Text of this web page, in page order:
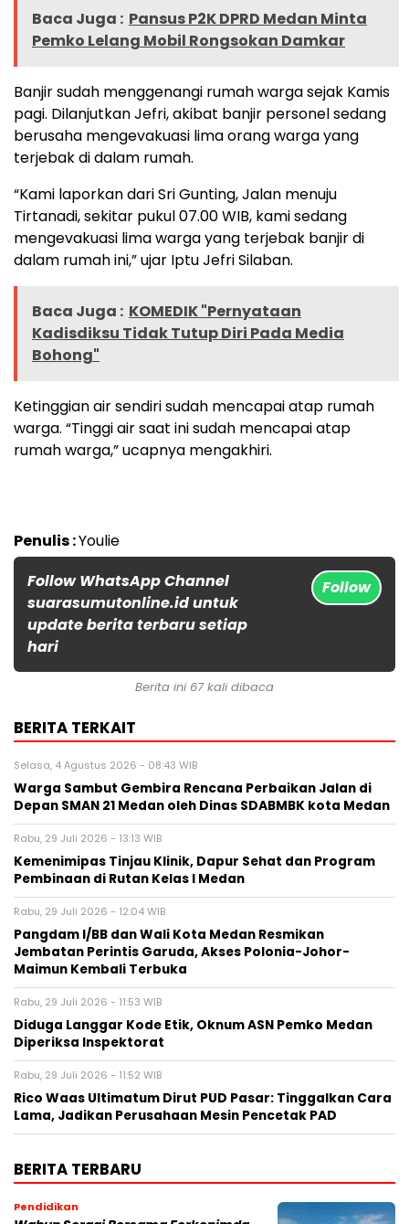
Baca Juga : Pansus P2K DPRD Medan Minta
Pemko Lelang Mobil Rongsokan Damkar
Banjir sudah menggenangi rumah warga sejak Kamis
pagi. Dilanjutkan Jefri, akibat banjir personel sedang
berusaha mengevakuasi lima orang warga yang
terjebak di dalam rumah.
“Kami laporkan dari Sri Gunting, Jalan menuju
Tirtanadi, sekitar pukul 07.00 WIB, kami sedang
mengevakuasi lima warga yang terjebak banjir di
dalam rumah ini,” ujar Iptu Jefri Silaban.
Baca Juga : KOMEDIK "Pernyataan
Kadisdiksu Tidak Tutup Diri Pada Media
Bohong"
Ketinggian air sendiri sudah mencapai atap rumah
warga. “Tinggi air saat ini sudah mencapai atap
rumah warga,” ucapnya mengakhiri.
Penulis :Youlie
Follow WhatsApp Channel
suarasumutonline.id untuk
update berita terbaru setiap
hari
Follow
Berita ini 67 kali dibaca
BERITA TERKAIT
Selasa, 4 Agustus 2026 - 08:43 WIB
Warga Sambut Gembira Rencana Perbaikan Jalan di
Depan SMAN 21 Medan oleh Dinas SDABMBK kota Medan
Rabu, 29 Juli 2026 - 13:13 WIB
Kemenimipas Tinjau Klinik, Dapur Sehat dan Program
Pembinaan di Rutan Kelas I Medan
Rabu, 29 Juli 2026 - 12:04 WIB
Pangdam I/BB dan Wali Kota Medan Resmikan
Jembatan Perintis Garuda, Akses Polonia-Johor-
Maimun Kembali Terbuka
Rabu, 29 Juli 2026 - 11:53 WIB
Diduga Langgar Kode Etik, Oknum ASN Pemko Medan
Diperiksa Inspektorat
Rabu, 29 Juli 2026 - 11:52 WIB
Rico Waas Ultimatum Dirut PUD Pasar: Tinggalkan Cara
Lama, Jadikan Perusahaan Mesin Pencetak PAD
BERITA TERBARU
Pendidikan